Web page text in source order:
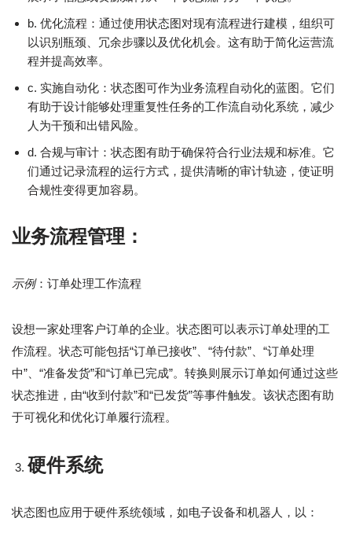
b. 优化流程：通过使用状态图对现有流程进行建模，组织可
以识别瓶颈、冗余步骤以及优化机会。这有助于简化运营流
程并提高效率。
c. 实施自动化：状态图可作为业务流程自动化的蓝图。它们
有助于设计能够处理重复性任务的工作流自动化系统，减少
人为干预和出错风险。
d. 合规与审计：状态图有助于确保符合行业法规和标准。它
们通过记录流程的运行方式，提供清晰的审计轨迹，使证明
合规性变得更加容易。
业务流程管理：
示例：订单处理工作流程
设想一家处理客户订单的企业。状态图可以表示订单处理的工
作流程。状态可能包括“订单已接收”、“待付款”、“订单处理
中”、“准备发货”和“订单已完成”。转换则展示订单如何通过这些
状态推进，由“收到付款”和“已发货”等事件触发。该状态图有助
于可视化和优化订单履行流程。
硬件系统
状态图也应用于硬件系统领域，如电子设备和机器人，以：